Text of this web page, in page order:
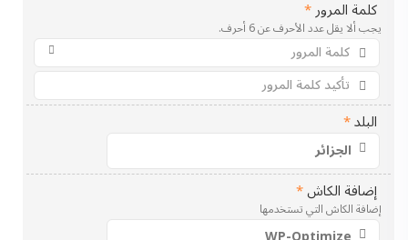
كلمة المرور*
يجب ألا يقل عدد الأحرف عن 6 أحرف.
البلد*
إضافة الكاش*
إضافة الكاش التي تستخدمها